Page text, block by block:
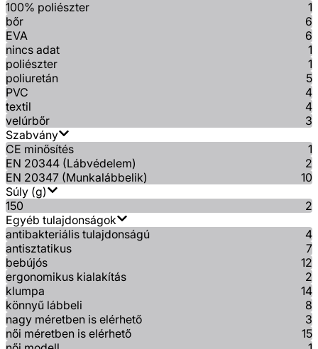
100% poliészter
1
bőr
6
EVA
6
nincs adat
1
poliészter
1
poliuretán
5
PVC
4
textil
4
velúrbőr
3
Szabvány
CE minősítés
1
EN 20344 (Lábvédelem)
2
EN 20347 (Munkalábbelik)
10
Súly (g)
150
2
Egyéb tulajdonságok
antibakteriális tulajdonságú
4
antisztatikus
7
bebújós
12
ergonomikus kialakítás
2
klumpa
14
könnyű lábbeli
8
nagy méretben is elérhető
3
női méretben is elérhető
15